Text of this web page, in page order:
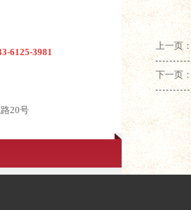
6125-3981
20号
上一页
下一页